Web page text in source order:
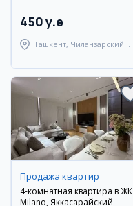
450 y.e
Ташкент, Чиланзарский
Продажа квартир
4-комнатная квартира в ЖК
Milano, Яккасарайский